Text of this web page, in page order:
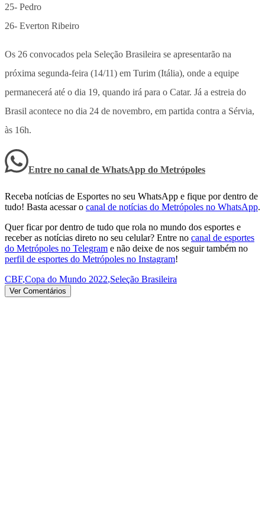
25- Pedro
26- Everton Ribeiro
Os 26 convocados pela Seleção Brasileira se apresentarão na
próxima segunda-feira (14/11) em Turim (Itália), onde a equipe
permanecerá até o dia 19, quando irá para o Catar. Já a estreia do
Brasil acontece no dia 24 de novembro, em partida contra a Sérvia,
às 16h.
Entre no canal de WhatsApp do Metrópoles
Receba notícias de Esportes no seu WhatsApp e fique por dentro de
tudo! Basta acessar o canal de notícias do Metrópoles no WhatsApp.
Quer ficar por dentro de tudo que rola no mundo dos esportes e
receber as notícias direto no seu celular? Entre no canal de esportes
do Metrópoles no Telegram e não deixe de nos seguir também no
perfil de esportes do Metrópoles no Instagram!
CBF,Copa do Mundo 2022,Seleção Brasileira
Ver Comentários